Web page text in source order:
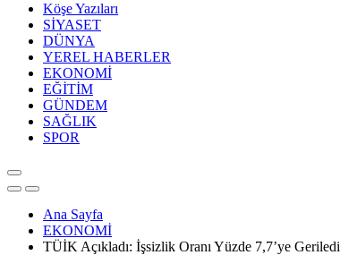
Köşe Yazıları
SİYASET
DÜNYA
YEREL HABERLER
EKONOMİ
EĞİTİM
GÜNDEM
SAĞLIK
SPOR
Ana Sayfa
EKONOMİ
TÜİK Açıkladı: İşsizlik Oranı Yüzde 7,7’ye Geriledi